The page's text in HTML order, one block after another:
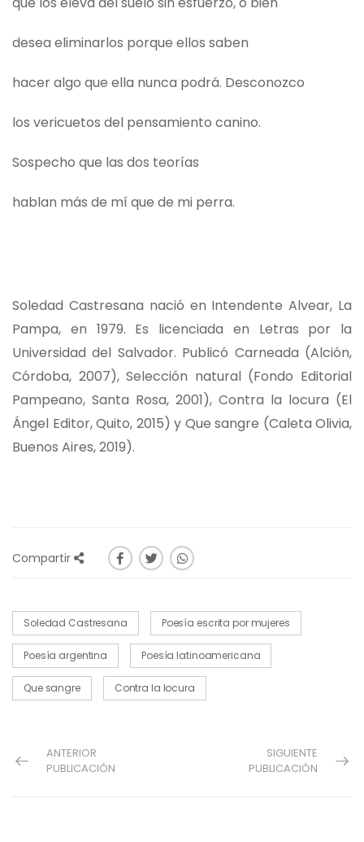
desea eliminarlos porque ellos saben
hacer algo que ella nunca podrá. Desconozco
los vericuetos del pensamiento canino.
Sospecho que las dos teorías
hablan más de mí que de mi perra.
Soledad Castresana nació en Intendente Alvear, La
Pampa, en 1979. Es licenciada en Letras por la
Universidad del Salvador. Publicó Carneada (Alción,
Córdoba, 2007), Selección natural (Fondo Editorial
Pampeano, Santa Rosa, 2001), Contra la locura (El
Ángel Editor, Quito, 2015) y Que sangre (Caleta Olivia,
Buenos Aires, 2019).
Compartir
Soledad Castresana Poesía escrita por mujeres
Poesía argentina Poesía latinoamericana
Que sangre Contra la locura
ANTERIOR
PUBLICACIÓN
SIGUIENTE
PUBLICACIÓN